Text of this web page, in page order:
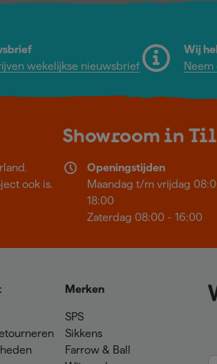
wekelijkse nieuwsbrief
Wij
ook is.
Showroom in
Openingstijden
Maandag t/m vrijdag
18:00
Zaterdag 08:00 - 16:00
Merken
SPS
Sikkens
Farrow & Ball